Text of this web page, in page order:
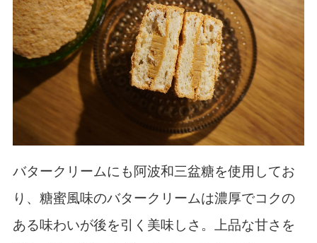
バタークリームにも阿波和三盆糖を使用してお
り、糖蜜風味のバタークリームは濃厚でコクの
ある味わいが後を引く美味しさ。上品な甘さを